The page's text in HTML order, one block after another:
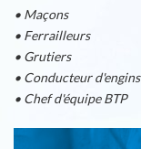
• Maçons
• Ferrailleurs
• Grutiers
• Conducteur d'engins
• Chef d'équipe BTP